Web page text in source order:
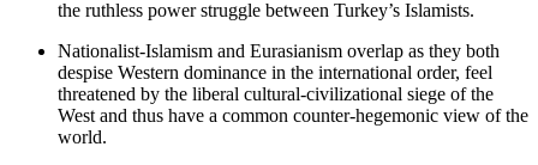
the ruthless power struggle between Turkey’s Islamists.
Nationalist-Islamism and Eurasianism overlap as they both
despise West­ern dominance in the international order, feel
threatened by the liberal cultural-civilizational siege of the
West and thus have a common counter-hegemonic view of the
world.